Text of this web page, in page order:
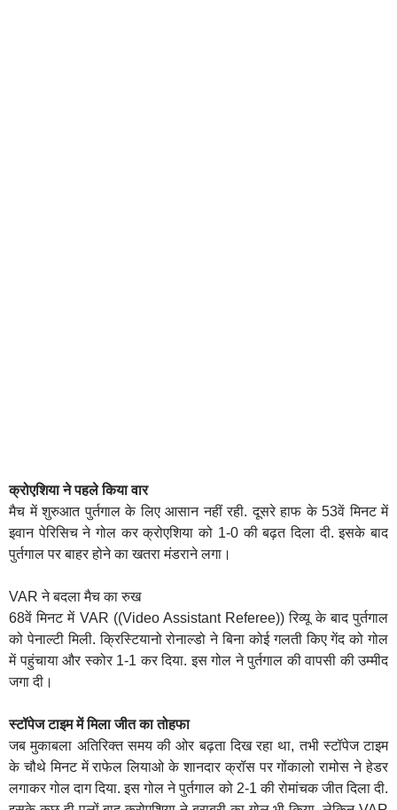
क्रोएशिया ने पहले किया वार
मैच में शुरुआत पुर्तगाल के लिए आसान नहीं रही. दूसरे हाफ के 53वें मिनट में
इवान पेरिसिच ने गोल कर क्रोएशिया को 1-0 की बढ़त दिला दी. इसके बाद
पुर्तगाल पर बाहर होने का खतरा मंडराने लगा।
VAR ने बदला मैच का रुख
68वें मिनट में VAR ((Video Assistant Referee)) रिव्यू के बाद पुर्तगाल
को पेनाल्टी मिली. क्रिस्टियानो रोनाल्डो ने बिना कोई गलती किए गेंद को गोल
में पहुंचाया और स्कोर 1-1 कर दिया. इस गोल ने पुर्तगाल की वापसी की उम्मीद
जगा दी।
स्टॉपेज टाइम में मिला जीत का तोहफा
जब मुकाबला अतिरिक्त समय की ओर बढ़ता दिख रहा था, तभी स्टॉपेज टाइम
के चौथे मिनट में राफेल लियाओ के शानदार क्रॉस पर गोंकालो रामोस ने हेडर
लगाकर गोल दाग दिया. इस गोल ने पुर्तगाल को 2-1 की रोमांचक जीत दिला दी.